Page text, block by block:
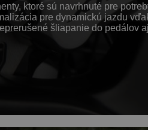
ktoré sú navrhnuté pre
pre dynamickú jazdu
šliapanie do pedálov